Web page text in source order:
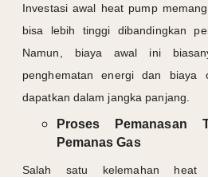
Investasi awal heat pump
bisa lebih tinggi dibandingkan
Namun, biaya awal ini
penghematan energi dan biaya
dapatkan dalam jangka panjang.
Proses Pemanasan
Pemanas Gas
Salah satu kelemahan heat